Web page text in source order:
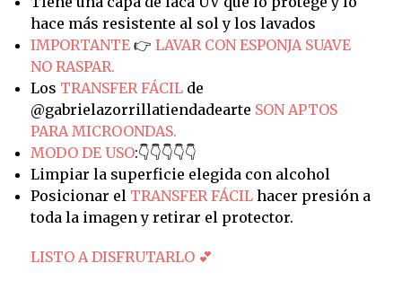
hace más resistente al sol y los lavados
IMPORTANTE 👉 LAVAR CON ESPONJA SUAVE
NO RASPAR.
Los TRANSFER FÁCILde
@gabrielazorrillatiendadearte SON APTOS
PARA MICROONDAS.
MODO DE USO:👇👇👇👇👇
Limpiar la superficie elegida con alcohol
Posicionar el TRANSFER FÁCILhacer presión a
toda la imagen y retirar el protector.
LISTO A DISFRUTARLO 💕